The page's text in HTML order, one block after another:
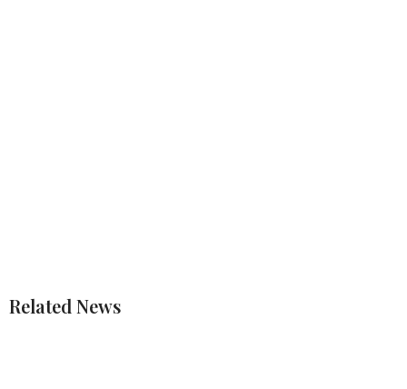
Related News